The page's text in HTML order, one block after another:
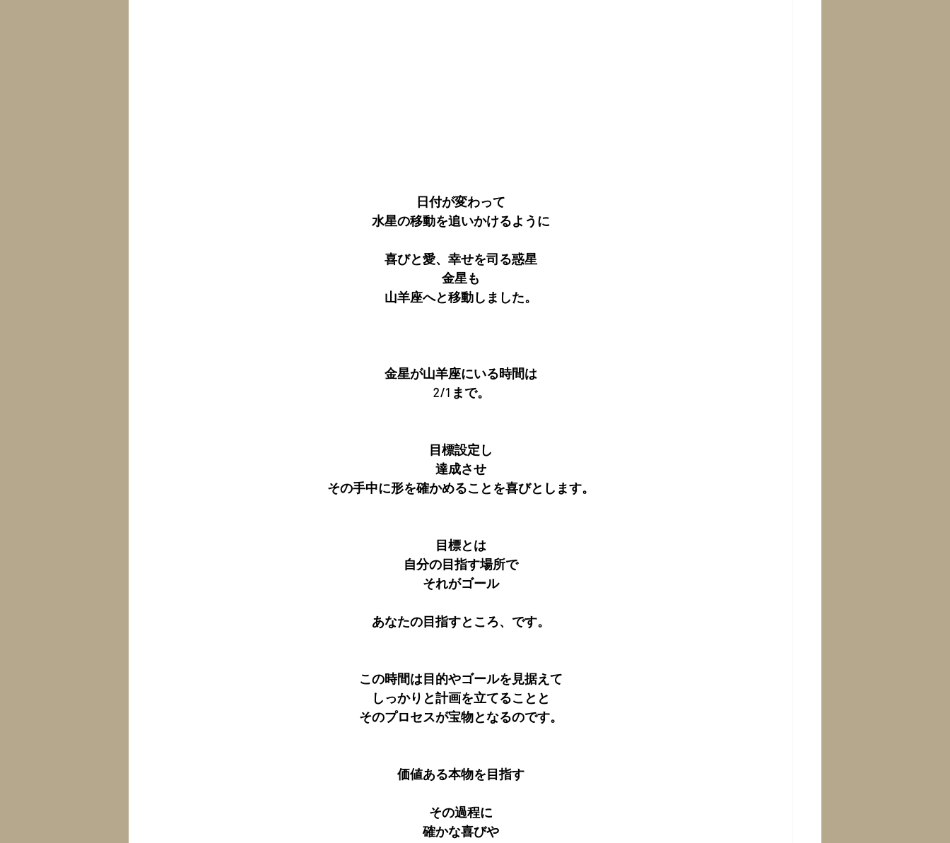
日付が変わって
水星の移動を追いかけるように
喜びと愛、幸せを司る惑星
金星も
山羊座へと移動しました。
金星が山羊座にいる時間は
2/1まで。
目標設定し
達成させ
その手中に形を確かめることを喜びとします。
目標とは
自分の目指す場所で
それがゴール
あなたの目指すところ、です。
この時間は目的やゴールを見据えて
しっかりと計画を立てることと
そのプロセスが宝物となるのです。
価値ある本物を目指す
その過程に
確かな喜びや